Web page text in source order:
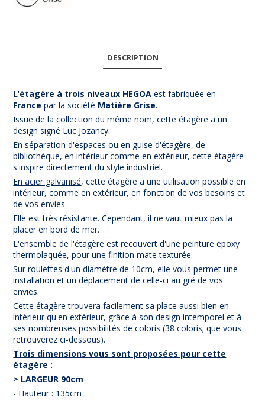
DESCRIPTION
L'étagère à trois niveaux HEGOAest fabriquée en
Francepar la société Matière Grise.
Issue de la collection du même nom, cette étagère a un
design signé Luc Jozancy.
En séparation d'espaces ou en guise d'étagère, de
bibliothèque, en intérieur comme en extérieur, cette étagère
s'inspire directement du style industriel.
En acier galvanisé, cette étagère a une utilisation possible en
intérieur, comme en extérieur, en fonction de vos besoins et
de vos envies.
Elle est très résistante. Cependant, il ne vaut mieux pas la
placer en bord de mer.
L'ensemble de l'étagère est recouvert d'une peinture epoxy
thermolaquée, pour une finition mate texturée.
Sur roulettes d'un diamètre de 10cm, elle vous permet une
installation et un déplacement de celle-ci au gré de vos
envies.
Cette étagère trouvera facilement sa place aussi bien en
intérieur qu'en extérieur, grâce à son design intemporel et à
ses nombreuses possibilités de coloris (38 coloris; que vous
retrouverez ci-dessous).
Trois dimensions vous sont proposées pour cette
étagère :
> LARGEUR 90cm
- Hauteur : 135cm